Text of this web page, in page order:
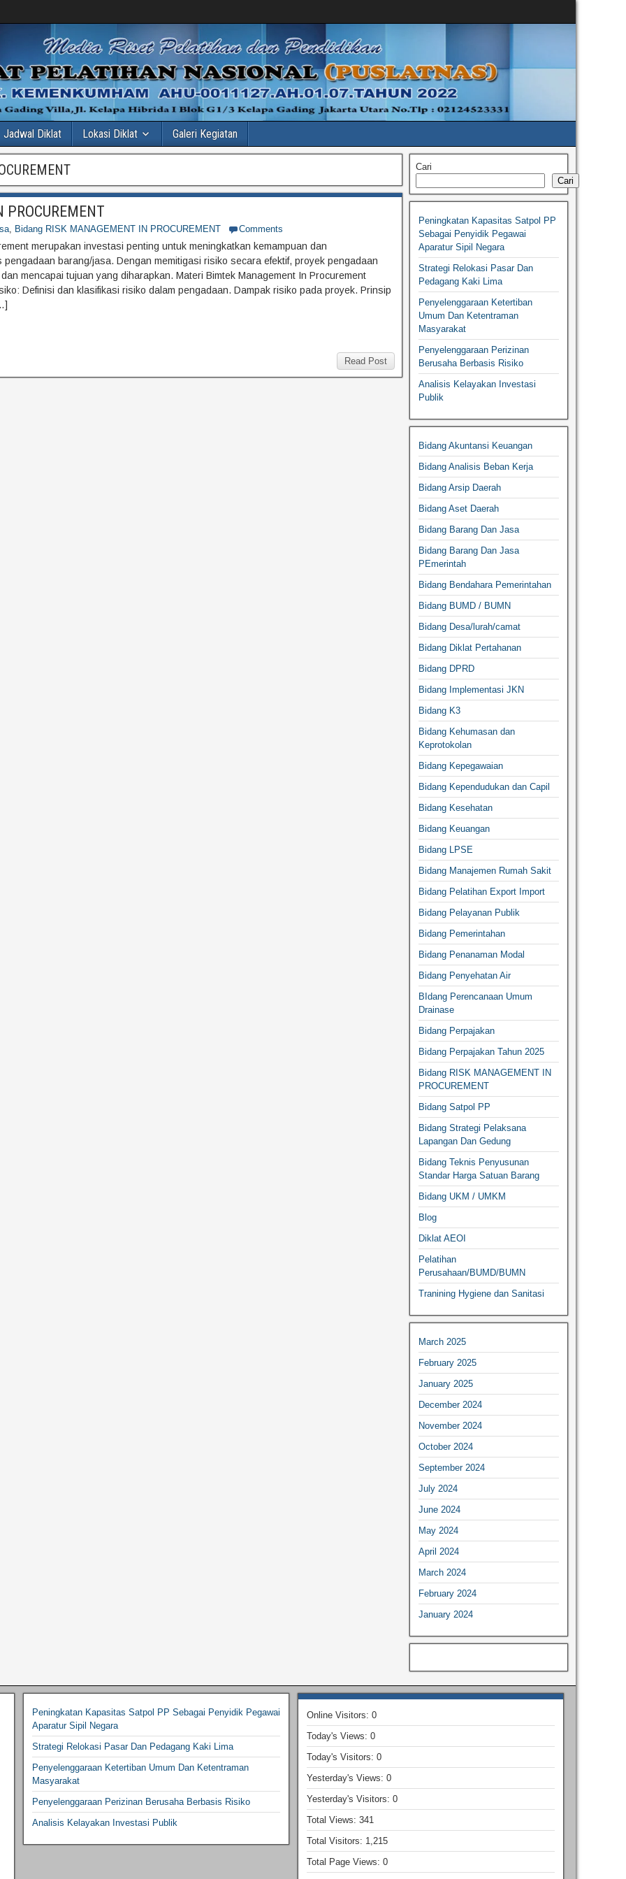
Jadwal Diklat Lokasi Diklat Galeri Kegiatan
, Bidang RISK MANAGEMENT IN PROCUREMENT Comments
merupakan investasi penting untuk meningkatkan kemampuan dan
barang/jasa. Dengan memitigasi risiko secara efektif, proyek pengadaan
mencapai tujuan yang diharapkan. Materi Bimtek Management In Procurement
Definisi dan klasifikasi risiko dalam pengadaan. Dampak risiko pada proyek. Prinsip
Read Post
Cari
Cari
Peningkatan Kapasitas Satpol PP
Sebagai Penyidik Pegawai
Aparatur Sipil Negara
Strategi Relokasi Pasar Dan
Pedagang Kaki Lima
Penyelenggaraan Ketertiban
Umum Dan Ketentraman
Masyarakat
Penyelenggaraan Perizinan
Berusaha Berbasis Risiko
Analisis Kelayakan Investasi
Publik
Bidang Akuntansi Keuangan
Bidang Analisis Beban Kerja
Bidang Arsip Daerah
Bidang Aset Daerah
Bidang Barang Dan Jasa
Bidang Barang Dan Jasa
PEmerintah
Bidang Bendahara Pemerintahan
Bidang BUMD / BUMN
Bidang Desa/lurah/camat
Bidang Diklat Pertahanan
Bidang DPRD
Bidang Implementasi JKN
Bidang K3
Bidang Kehumasan dan
Keprotokolan
Bidang Kepegawaian
Bidang Kependudukan dan Capil
Bidang Kesehatan
Bidang Keuangan
Bidang LPSE
Bidang Manajemen Rumah Sakit
Bidang Pelatihan Export Import
Bidang Pelayanan Publik
Bidang Pemerintahan
Bidang Penanaman Modal
Bidang Penyehatan Air
BIdang Perencanaan Umum
Drainase
Bidang Perpajakan
Bidang Perpajakan Tahun 2025
Bidang RISK MANAGEMENT IN
PROCUREMENT
Bidang Satpol PP
Bidang Strategi Pelaksana
Lapangan Dan Gedung
Bidang Teknis Penyusunan
Standar Harga Satuan Barang
Bidang UKM / UMKM
Blog
Diklat AEOI
Pelatihan
Perusahaan/BUMD/BUMN
Tranining Hygiene dan Sanitasi
March 2025
February 2025
January 2025
December 2024
November 2024
October 2024
September 2024
July 2024
June 2024
May 2024
April 2024
March 2024
February 2024
January 2024
Peningkatan Kapasitas Satpol PP Sebagai Penyidik Pegawai
Aparatur Sipil Negara
Strategi Relokasi Pasar Dan Pedagang Kaki Lima
Penyelenggaraan Ketertiban Umum Dan Ketentraman
Masyarakat
Penyelenggaraan Perizinan Berusaha Berbasis Risiko
Analisis Kelayakan Investasi Publik
Online Visitors:0
Today's Views:0
Today's Visitors:0
Yesterday's Views:0
Yesterday's Visitors:0
Total Views:341
Total Visitors: 1,215
Total Page Views:0